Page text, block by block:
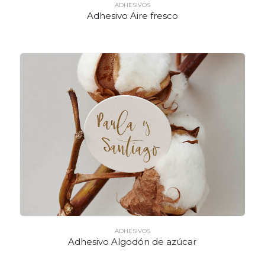
ADHESIVOS
Adhesivo Aire fresco
ADHESIVOS
Adhesivo Algodón de azúcar